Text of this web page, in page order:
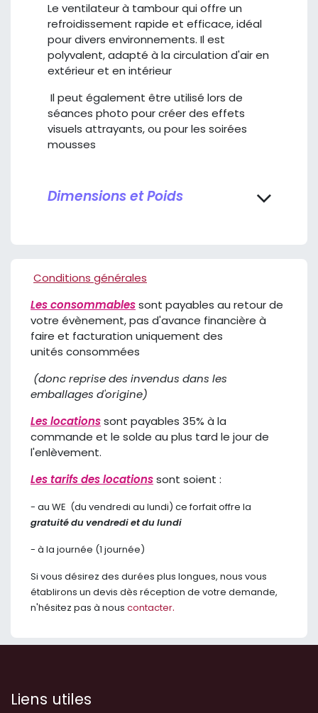
Le ventilateur à tambour qui offre un
refroidissement rapide et efficace, idéal
pour divers environnements. Il est
polyvalent, adapté à la circulation d'air en
extérieur et en intérieur
Il peut également être utilisé lors de
séances photo pour créer des effets
visuels attrayants, ou pour les soirées
mousses
Dimensions et Poids
Conditions générales
Les consommablessont payables au retour de
votre évènement, pas d'avance financière à
faire et facturation uniquement des
unités consommées
(donc reprise des invendus dans les
emballages d'origine)
Les locationssont payables 35% à la
commande et le solde au plus tard le jour de
l'enlèvement.
Les tarifs des locationssont soient :
​- ​au WE (du vendredi au lundi) ce forfait offre la
gratuité du vendredi et du lundi
​- à la journée (1 journée)
Si vous désirez des durées plus longues, nous vous
établirons un devis dès réception de votre demande,
n'hésitez pas à nous contacter.
Liens utiles